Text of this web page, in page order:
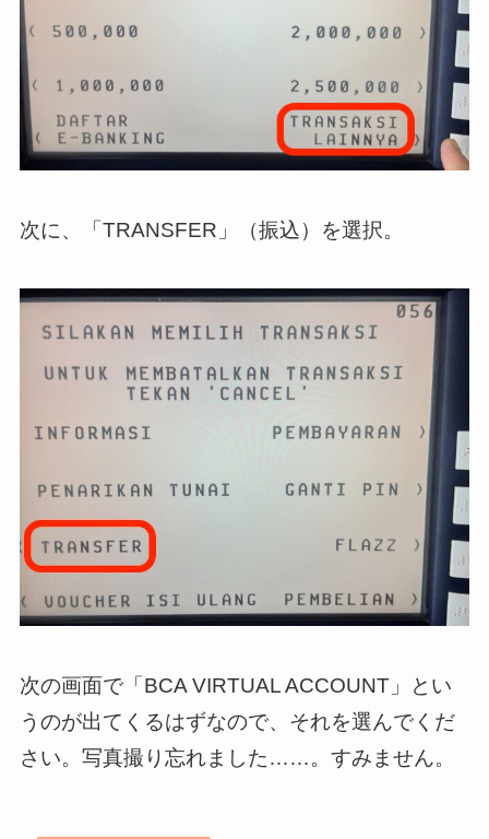
次に、「TRANSFER」（振込）を選択。
次の画面で「BCA VIRTUAL ACCOUNT」とい
うのが出てくるはずなので、それを選んでくだ
さい。写真撮り忘れました……。すみません。